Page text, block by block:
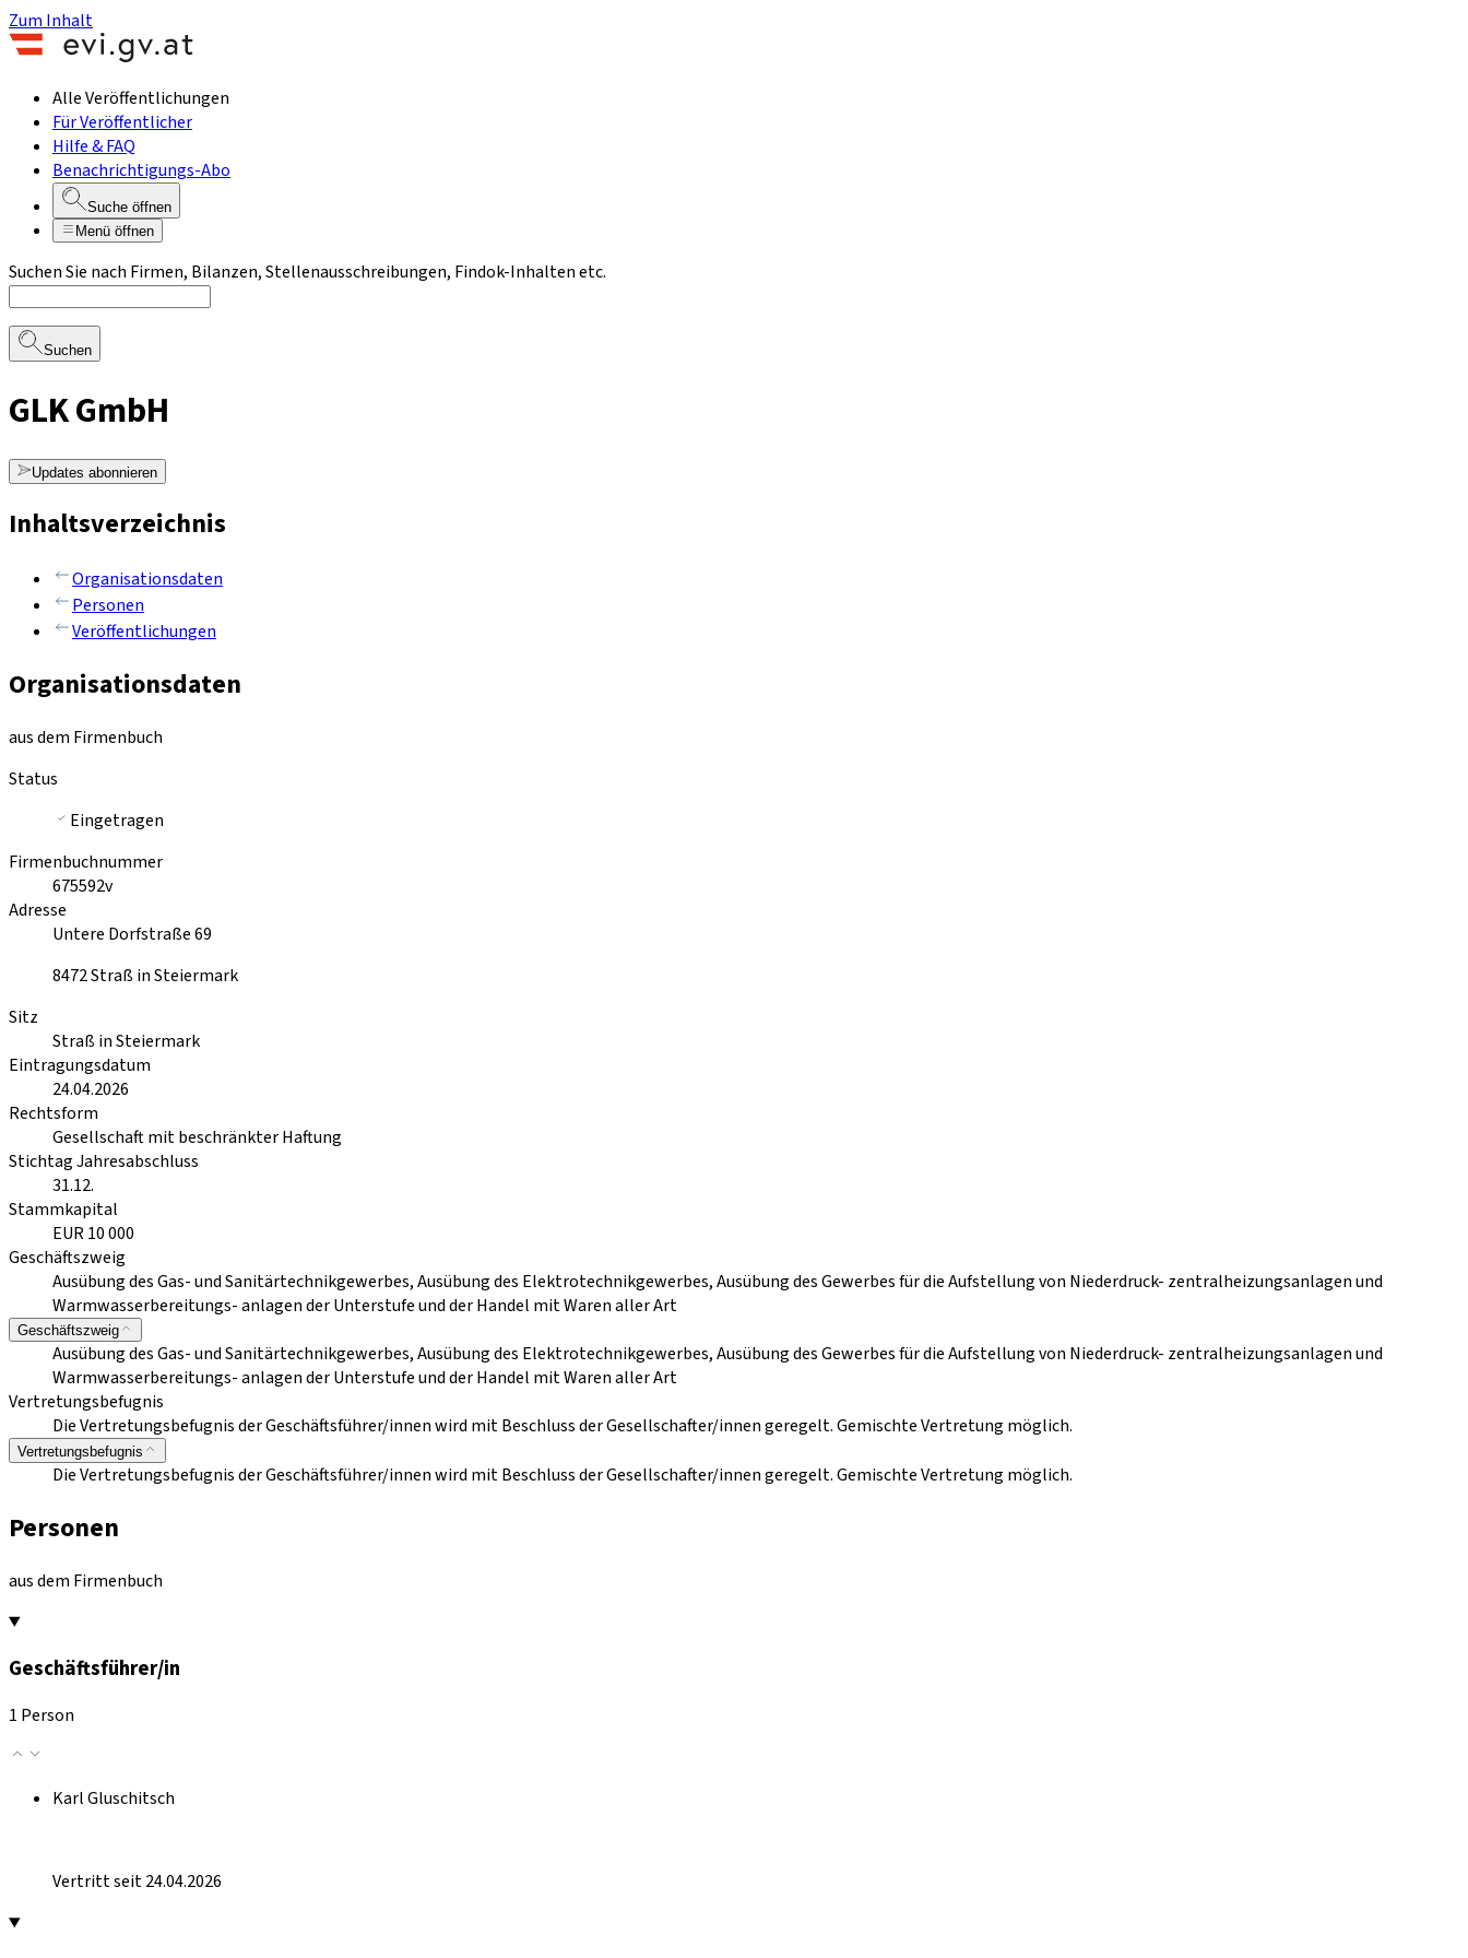
Zum Inhalt
Alle Veröffentlichungen
Für Veröffentlicher
Hilfe & FAQ
Benachrichtigungs-Abo
Suche öffnen
Menü öffnen
Suchen Sie nach Firmen, Bilanzen, Stellenausschreibungen, Findok-Inhalten etc.
Suchen
GLK GmbH
Updates abonnieren
Inhaltsverzeichnis
Organisationsdaten
Personen
Veröffentlichungen
Organisationsdaten
aus dem Firmenbuch
Status
Eingetragen
Firmenbuchnummer
675592v
Adresse
Untere Dorfstraße 69
8472Straß in Steiermark
Sitz
Straß in Steiermark
Eintragungsdatum
24.04.2026
Rechtsform
Gesellschaft mit beschränkter Haftung
Stichtag Jahresabschluss
31.12.
Stammkapital
EUR 10 000
Geschäftszweig
Ausübung des Gas- und Sanitärtechnikgewerbes, Ausübung des Elektrotechnikgewerbes, Ausübung des Gewerbes für die Aufstellung von Niederdruck- zentralheizungsanlagen und
Warmwasserbereitungs- anlagen der Unterstufe und der Handel mit Waren aller Art
Geschäftszweig
Ausübung des Gas- und Sanitärtechnikgewerbes, Ausübung des Elektrotechnikgewerbes, Ausübung des Gewerbes für die Aufstellung von Niederdruck- zentralheizungsanlagen und
Warmwasserbereitungs- anlagen der Unterstufe und der Handel mit Waren aller Art
Vertretungsbefugnis
Die Vertretungsbefugnis der Geschäftsführer/innen wird mit Beschluss der Gesellschafter/innen geregelt. Gemischte Vertretung möglich.
Vertretungsbefugnis
Die Vertretungsbefugnis der Geschäftsführer/innen wird mit Beschluss der Gesellschafter/innen geregelt. Gemischte Vertretung möglich.
Personen
aus dem Firmenbuch
Geschäftsführer/in
1 Person
Karl Gluschitsch
Vertritt seit 24.04.2026